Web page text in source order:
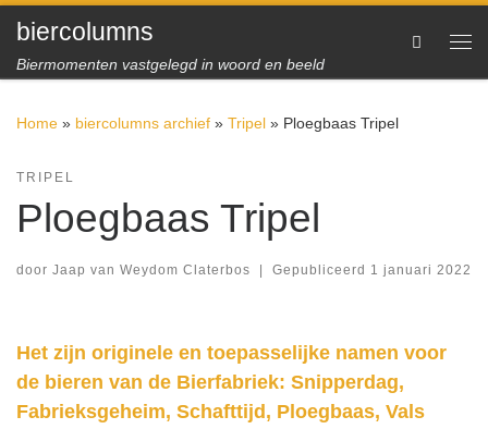
Ga naar inhoud
biercolumns
Biermomenten vastgelegd in woord en beeld
Search
Home » biercolumns archief » Tripel » Ploegbaas Tripel
TRIPEL
Ploegbaas Tripel
door Jaap van Weydom Claterbos Gepubliceerd 1 januari 2022
Het zijn originele en toepasselijke namen voor
de bieren van de Bierfabriek: Snipperdag,
Fabrieksgeheim, Schafttijd, Ploegbaas, Vals